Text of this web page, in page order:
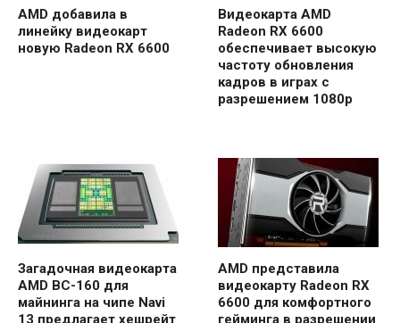
AMD добавила в
линейку видеокарт
новую Radeon RX 6600
Видеокарта AMD
Radeon RX 6600
обеспечивает высокую
частоту обновления
кадров в играх с
разрешением 1080p
Загадочная видеокарта
AMD BC-160 для
майнинга на чипе Navi
13 предлагает хешрейт
AMD представила
видеокарту Radeon RX
6600 для комфортного
гейминга в разрешении